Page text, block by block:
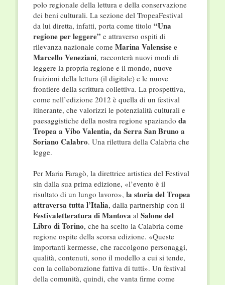
polo regionale della lettura e della conservazione
dei beni culturali. La sezione del TropeaFestival
da lui diretta, infatti, porta come titolo “Una
regione per leggere” e attraverso ospiti di
rilevanza nazionale come Marina Valensise e
Marcello Veneziani, racconterà nuovi modi di
leggere la propria regione e il mondo, nuove
fruizioni della lettura (il digitale) e le nuove
frontiere della scrittura collettiva. La prospettiva,
come nell’edizione 2012 è quella di un festival
itinerante, che valorizzi le potenzialità culturali e
paesaggistiche della nostra regione spaziando da
Tropea a Vibo Valentia, da Serra San Bruno a
Soriano Calabro. Una rilettura della Calabria che
legge.
Per Maria Faragò, la direttrice artistica del Festival
sin dalla sua prima edizione, «l’evento è il
risultato di un lungo lavoro», la storia del Tropea
attraversa tutta l’Italia, dalla partnership con il
Festivaletteratura di Mantova al Salone del
Libro di Torino, che ha scelto la Calabria come
regione ospite della scorsa edizione. «Queste
importanti kermesse, che raccolgono personaggi,
qualità, contenuti, sono il modello a cui si tende,
con la collaborazione fattiva di tutti». Un festival
della comunità, quindi, che vanta firme come